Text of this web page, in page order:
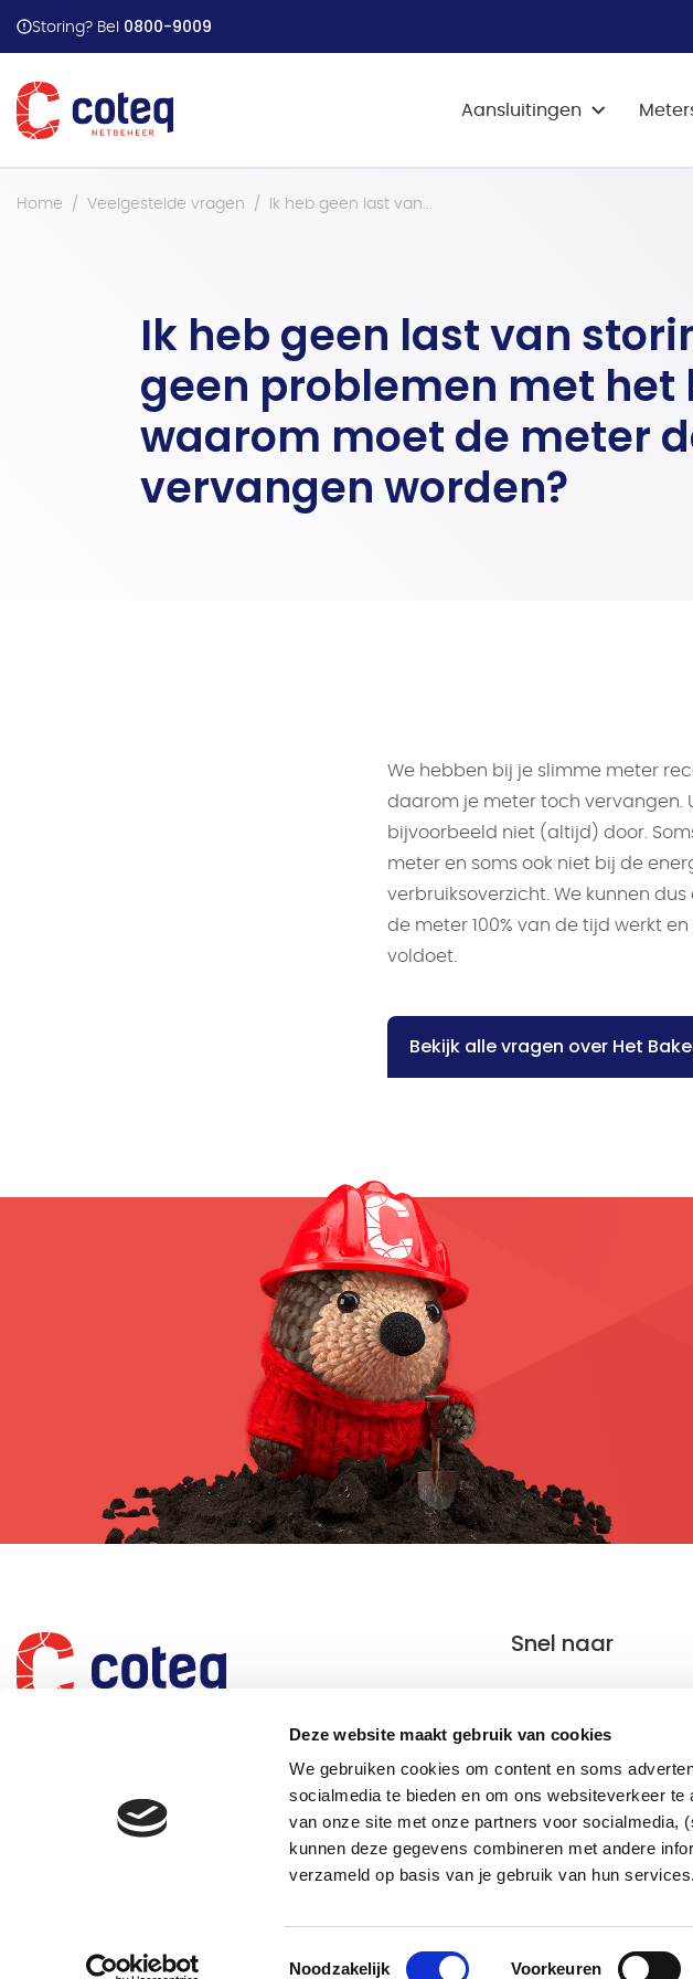
Deze website maakt gebruik van cookies
We gebruiken cookies om content en soms
socialmedia te bieden en om ons websiteverkeer
van onze site met onze partners voor socialmedia,
kunnen deze gegevens combineren met andere
verzameld op basis van je gebruik van hun services.
Toestemmingsselectie
Noodzakelijk Voorkeuren
Storing? Bel 0800-9009
Aansluitingen
Home Veelgestelde vragen Ik heb geen last van...
Ik heb geen last van
geen problemen met het
waarom moet de meter
vervangen worden?
We hebben bij je slimme meter
daarom je meter toch vervangen.
bijvoorbeeld niet (altijd) door.
meter en soms ook niet bij de
verbruiksoverzicht. We kunnen
de meter 100% van de tijd werkt
voldoet.
Bekijk alle vragen over Het
Snel naar
Energie
Een volmacht
Alles over de
Onderdeel van Cookies Disclaimer